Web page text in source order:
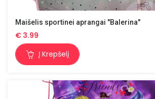
Maišelis sportinei aprangai "Balerina"
€ 3.99
Į Krepšelį